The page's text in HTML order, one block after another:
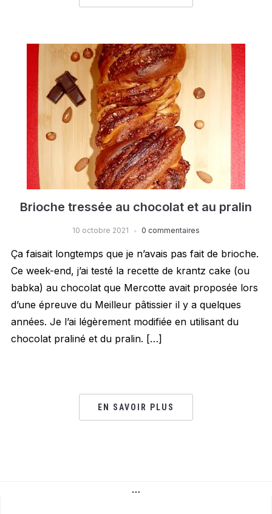
Brioche tressée au chocolat et au pralin
10 octobre 2021 0 commentaires
Ça faisait longtemps que je n’avais pas fait de brioche.
Ce week-end, j’ai testé la recette de krantz cake (ou
babka) au chocolat que Mercotte avait proposée lors
d’une épreuve du Meilleur pâtissier il y a quelques
années. Je l’ai légèrement modifiée en utilisant du
chocolat praliné et du pralin. […]
EN SAVOIR PLUS
…